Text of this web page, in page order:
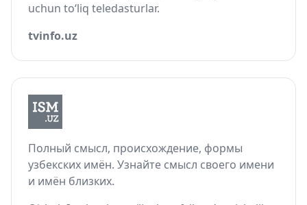
uchun to‘liq teledasturlar.
tvinfo.uz
Полный смысл, происхождение, формы
узбекских имён. Узнайте смысл своего имени
и имён близких.